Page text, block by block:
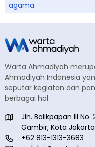
agama
Warta Ahmadiyah
Ahmadiyah Indonesia
seputar kegiatan dan
berbagai hal.
Jln. Balikpapan III
Gambir, Kota Jakarta
+62 813-1313-3683